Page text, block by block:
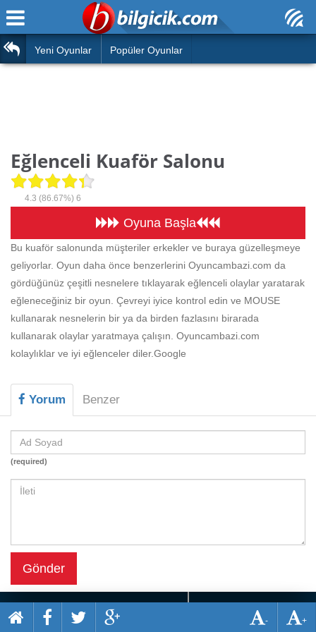
Araba
Futbol
Çocuk
Silah
Basketbol
Motor
Beceri
Komik
Mario
Savaş
Spor
Yemek
Ana Sayfa
Hızlı Okuma Testi
Hesaplamalar
Oyun
Eğitim Haberleri
Yeni Oyunlar Popüler Oyunlar
Eğlenceli Kuaför Salonu
4.3 (86.67%) 6
Oyuna Başla
Bu kuaför salonunda müşteriler erkekler ve buraya güzelleşmeye
geliyorlar. Oyun daha önce benzerlerini Oyuncambazi.com da
gördüğünüz çeşitli nesnelere tıklayarak eğlenceli olaylar yaratarak
eğleneceğiniz bir oyun. Çevreyi iyice kontrol edin ve MOUSE
kullanarak nesnelerin bir ya da birden fazlasını birarada
kullanarak olaylar yaratmaya çalışın. Oyuncambazi.com
kolaylıklar ve iyi eğlenceler diler.Google
Yorum Benzer
(required)
Gönder
+
-